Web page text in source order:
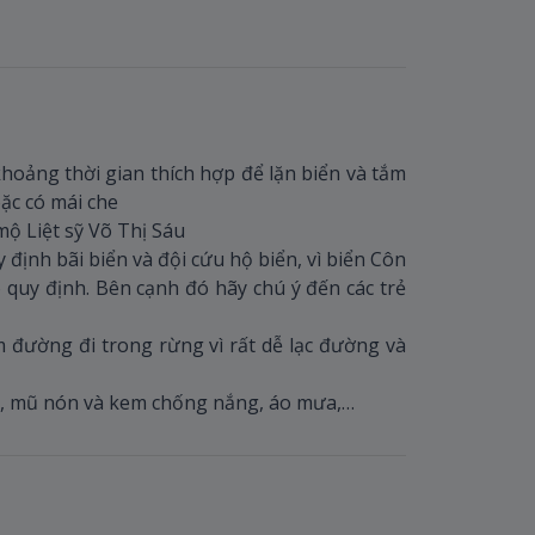
thời gian thích hợp để lặn biển và tắm
có mái che
Liệt sỹ Võ Thị Sáu
bãi biển và đội cứu hộ biển, vì biển Côn
định. Bên cạnh đó hãy chú ý đến các trẻ
đường đi trong rừng vì rất dễ lạc đường và
nón và kem chống nắng, áo mưa,…